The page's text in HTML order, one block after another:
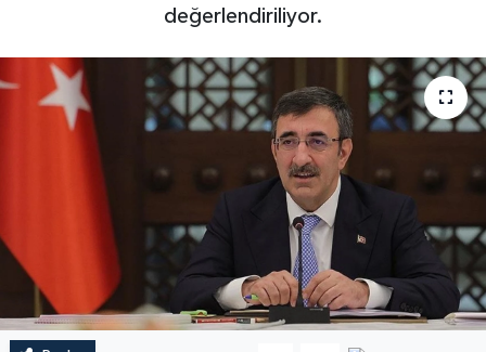
değerlendiriliyor.